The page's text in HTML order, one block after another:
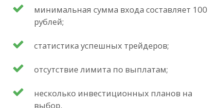
минимальная сумма входа составляет 100
рублей;
статистика успешных трейдеров;
отсутствие лимита по выплатам;
несколько инвестиционных планов на
выбор.